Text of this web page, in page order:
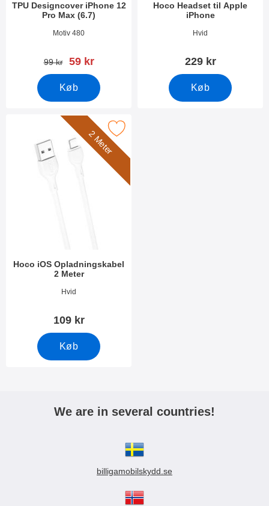
TPU Designcover iPhone 12
Pro Max (6.7)
Varenr 37877Motiv 480
pris
99 kr pris
59 kr
Køb
Hoco Headset til Apple
iPhone
Varenr 25210Hvid
229 kr
Køb
2 Meter
Hoco iOS Opladningskabel
2 Meter
Varenr 10955Hvid
109 kr
Køb
Marker hoco iOS Opladningskabel 2 Meter som favorit
We are in several countries!
billigamobilskydd.se